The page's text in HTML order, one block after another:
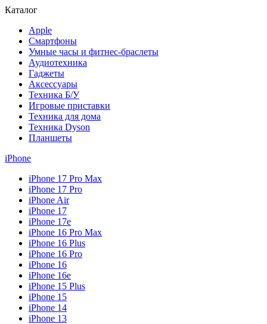
Каталог
Apple
Смартфоны
Умные часы и фитнес-браслеты
Аудиотехника
Гаджеты
Аксессуары
Техника Б/У
Игровые приставки
Техника для дома
Техника Dyson
Планшеты
iPhone
iPhone 17 Pro Max
iPhone 17 Pro
iPhone Air
iPhone 17
iPhone 17e
iPhone 16 Pro Max
iPhone 16 Plus
iPhone 16 Pro
iPhone 16
iPhone 16e
iPhone 15 Plus
iPhone 15
iPhone 14
iPhone 13